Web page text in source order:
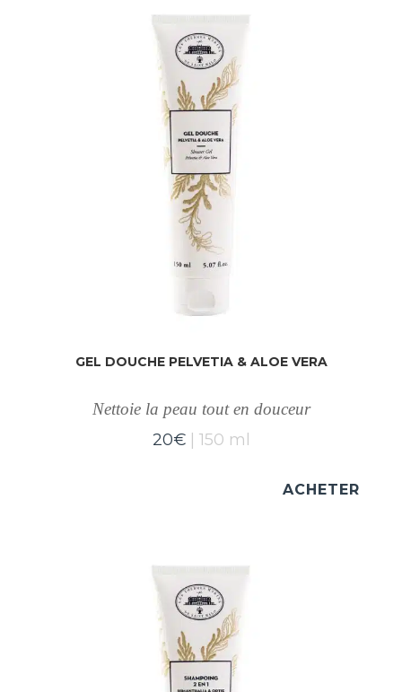
GEL DOUCHE PELVETIA & ALOE VERA
Nettoie la peau tout en douceur
20€ 150 ml
ACHETER